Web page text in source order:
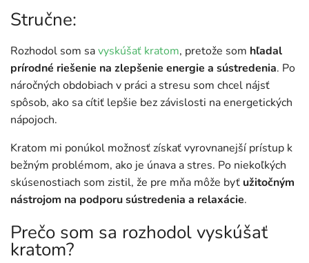
Stručne:
Rozhodol som savyskúšať kratom, pretože som hľadal
prírodné riešenie na zlepšenie energie a sústredenia. Po
náročných obdobiach v práci a stresu som chcel nájsť
spôsob, ako sa cítiť lepšie bez závislosti na energetických
nápojoch.
Kratom mi ponúkol možnosť získať vyrovnanejší prístup k
bežným problémom, ako je únava a stres. Po niekoľkých
skúsenostiach som zistil, že pre mňa môže byť užitočným
nástrojom na podporu sústredenia a relaxácie.
Prečo som sa rozhodol vyskúšať
kratom?